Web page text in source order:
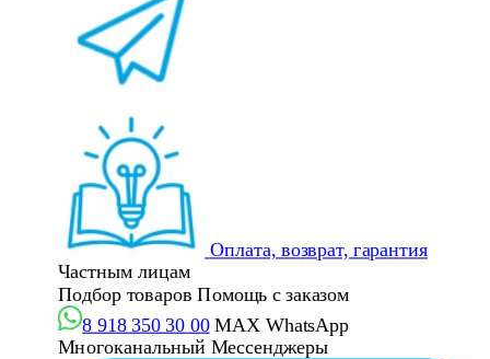
Оплата, возврат, гарантия
Частным лицам
Подбор товаров Помощь с заказом
8 918 350 30 00 MAX WhatsApp
Многоканальный Мессенджеры